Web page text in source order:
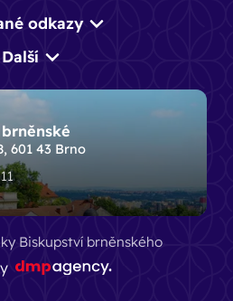
odkazy
Další
601 43 Brno
Biskupství brněnského